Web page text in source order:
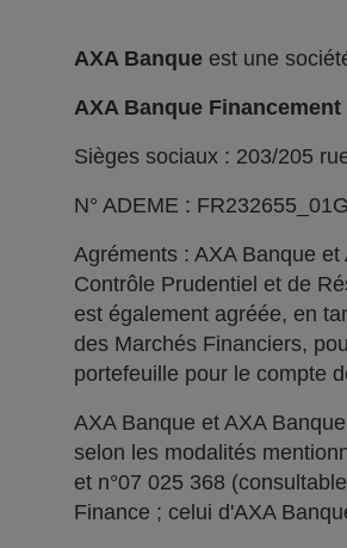
AXA Banque est une
AXA Banque Financement
Sièges sociaux : 203/205
N° ADEME :
Agréments : AXA Banque
Contrôle Prudentiel et de
est également agréée, en
des Marchés Financiers,
portefeuille pour le compte
AXA Banque et AXA
selon les modalités
et n°07 025 368
Finance ; celui d'AXA